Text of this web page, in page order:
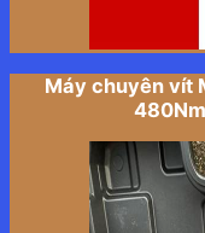
Máy chuyên vít